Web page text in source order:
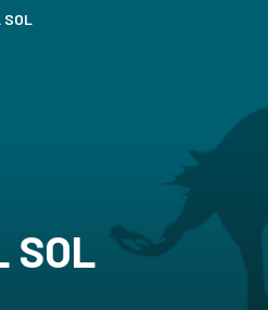
SOL
SOL